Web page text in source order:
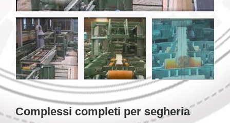
Complessi completi per segheria